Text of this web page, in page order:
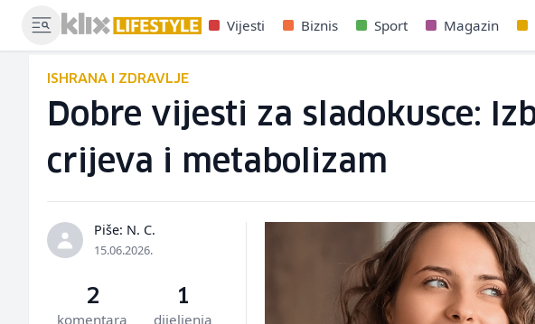
Vijesti Biznis Sport Magazin
ISHRANA I ZDRAVLJE
Dobre vijesti za sladokusce:
crijeva i metabolizam
Piše: N. C.
15.06.2026.
2
komentara
1
dijeljenja